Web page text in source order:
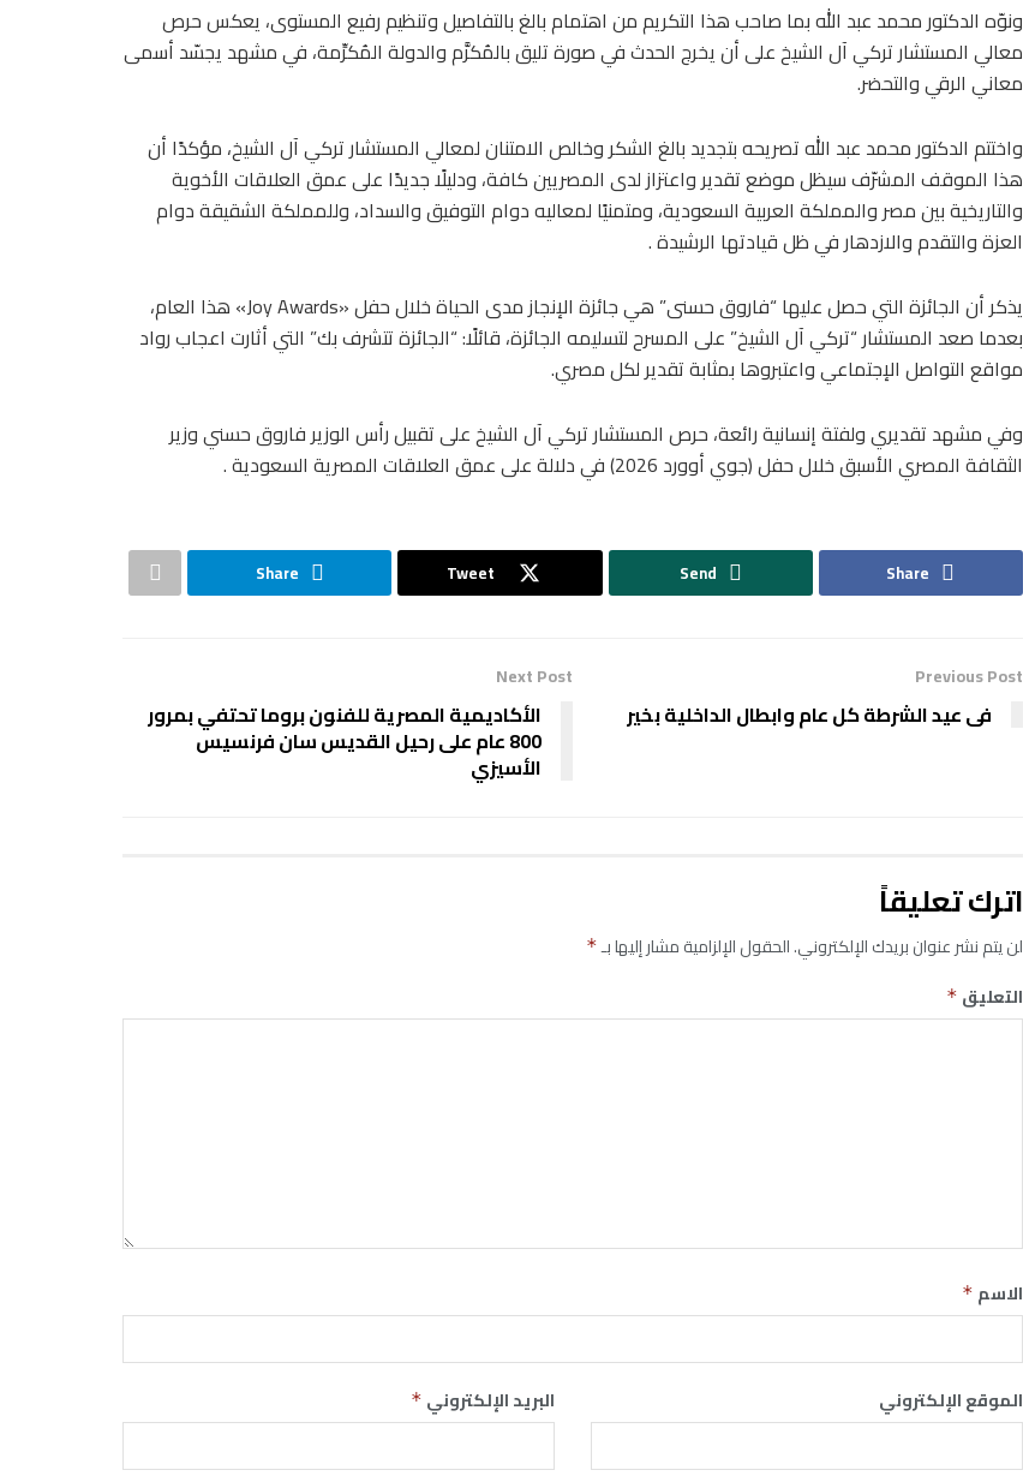
ونوّه الدكتور محمد عبد الله بما صاحب هذا التكريم من اهتمام بالغ بالتفاصيل وتنظيم رفيع المستوى، يعكس حرص
معالي المستشار تركي آل الشيخ على أن يخرج الحدث في صورة تليق بالمُكرَّم والدولة المُكرِّمة، في مشهد يجسّد أسمى
معاني الرقي والتحضر.
واختتم الدكتور محمد عبد الله تصريحه بتجديد بالغ الشكر وخالص الامتنان لمعالي المستشار تركي آل الشيخ، مؤكدًا أن
هذا الموقف المشرّف سيظل موضع تقدير واعتزاز لدى المصريين كافة، ودليلًا جديدًا على عمق العلاقات الأخوية
والتاريخية بين مصر والمملكة العربية السعودية، ومتمنيًا لمعاليه دوام التوفيق والسداد، وللمملكة الشقيقة دوام
العزة والتقدم والازدهار في ظل قيادتها الرشيدة .
يذكر أن الجائزة التي حصل عليها “فاروق حسنى” هي جائزة الإنجاز مدى الحياة خلال حفل «Joy Awards» هذا العام،
بعدما صعد المستشار “تركي آل الشيخ” على المسرح لتسليمه الجائزة، قائلًا: “الجائزة تتشرف بك” التي أثارت اعجاب رواد
مواقع التواصل الإجتماعي واعتبروها بمثابة تقدير لكل مصري.
وفي مشهد تقديري ولفتة إنسانية رائعة، حرص المستشار تركي آل الشيخ على تقبيل رأس الوزير فاروق حسني وزير
الثقافة المصري الأسبق خلال حفل (جوي أوورد 2026) في دلالة على عمق العلاقات المصرية السعودية .
Share
Send
Tweet
Share
Previous Post
فى عيد الشرطة كل عام وابطال الداخلية بخير
Next Post
الأكاديمية المصرية للفنون بروما تحتفي بمرور
800 عام على رحيل القديس سان فرنسيس
الأسيزي
اترك تعليقاً
لن يتم نشر عنوان بريدك الإلكتروني.الحقول الإلزامية مشار إليها بـ*
التعليق *
الاسم *
البريد الإلكتروني * الموقع الإلكتروني